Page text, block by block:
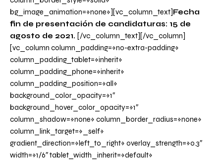
bg_image_animation=»none»][vc_column_text]Fecha
fin de presentación de candidaturas: 15 de
agosto de 2021. [/vc_column_text][/vc_column]
[vc_column column_padding=»no-extra-padding»
column_padding_tablet=»inherit»
column_padding_phone=»inherit»
column_padding_position=»all»
background_color_opacity=»1″
background_hover_color_opacity=»1″
column_shadow=»none» column_border_radius=»none»
column_link_target=»_self»
gradient_direction=»left_to_right» overlay_strength=»0.3″
width=»1/6″ tablet_width_inherit=»default»